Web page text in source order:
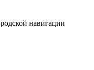
навигации